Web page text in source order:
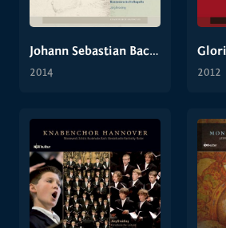
Johann Sebastian Bach: Markus-Passion BWV 247
2014 2012